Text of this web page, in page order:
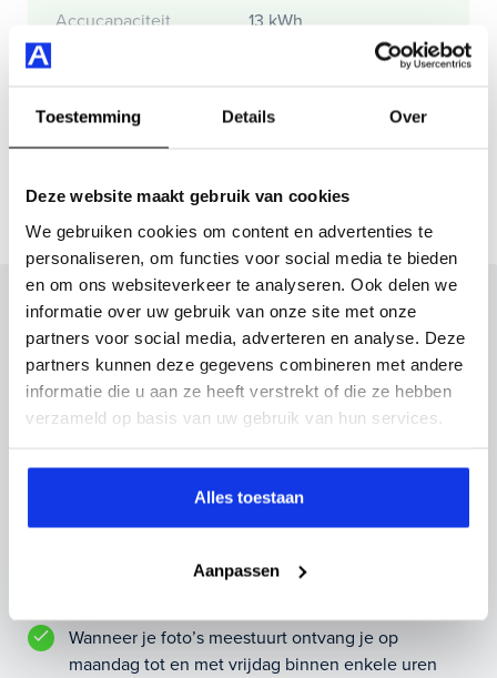
Toestemming Details Over
Deze website maakt gebruik van cookies
We gebruiken cookies om content en advertenties te
personaliseren, om functies voor social media te bieden
en om ons websiteverkeer te analyseren. Ook delen we
informatie over uw gebruik van onze site met onze
partners voor social media, adverteren en analyse. Deze
partners kunnen deze gegevens combineren met andere
informatie die u aan ze heeft verstrekt of die ze hebben
verzameld op basis van uw gebruik van hun services.
Alles toestaan
Aanpassen
Accucapaciteit 13 kWh
Actieradius (WLTP)
Inruilvoorstel op deze auto?
Vul hier je gegevens in en vergeet niet foto's van je
inruilauto mee te sturen.
Kenteken huidige auto
Inruilvoorstel aanvragen
Wanneer je foto’s meestuurt ontvang je op
maandag tot en met vrijdag binnen enkele uren